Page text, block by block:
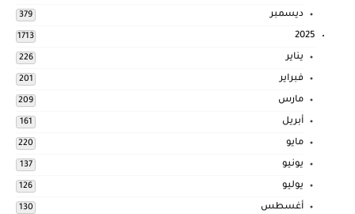
ديسمبر 379
2025
1713
يناير 226
فبراير 201
مارس 209
أبريل 161
مايو 220
يونيو 137
يوليو 126
أغسطس 130